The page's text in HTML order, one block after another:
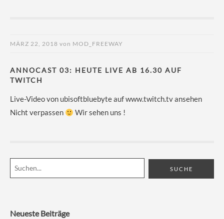
MÄRZ 22, 2018 von MOD_FREEWAY
ANNOCAST 03: HEUTE LIVE AB 16.30 AUF
TWITCH
Live-Video von ubisoftbluebyte auf www.twitch.tv ansehen
Nicht verpassen
Wir sehen uns !
Neueste Beiträge